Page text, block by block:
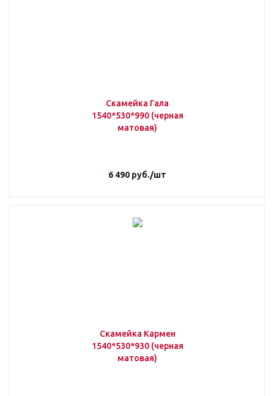
Скамейка Гала
1540*530*990 (черная
матовая)
6 490 руб./шт
Скамейка Кармен
1540*530*930 (черная
матовая)